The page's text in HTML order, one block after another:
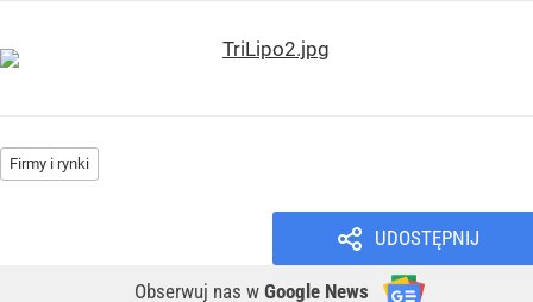
Firmy i rynki
UDOSTĘPNIJ
Obserwuj nas w Google News